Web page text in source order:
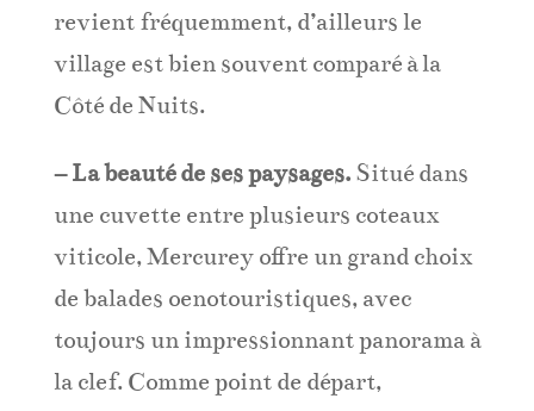
revient fréquemment, d’ailleurs le
village est bien souvent comparé à la
Côté de Nuits.
– La beauté de ses paysages.Situé dans
une cuvette entre plusieurs coteaux
viticole, Mercurey offre un grand choix
de balades oenotouristiques, avec
toujours un impressionnant panorama à
la clef. Comme point de départ,